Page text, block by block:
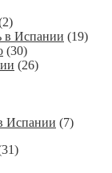
в Испании (19)
(30)
(26)
Испании (7)